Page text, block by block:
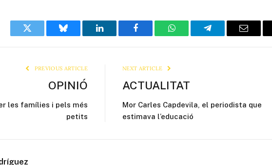
Twitter Bluesky LinkedIn Facebook WhatsAppTelegram Email
PREVIOUS ARTICLE
OPINIÓ
les famílies i pels més
petits
NEXT ARTICLE
ACTUALITAT
Mor Carles Capdevila, el periodista que
estimava l’educació